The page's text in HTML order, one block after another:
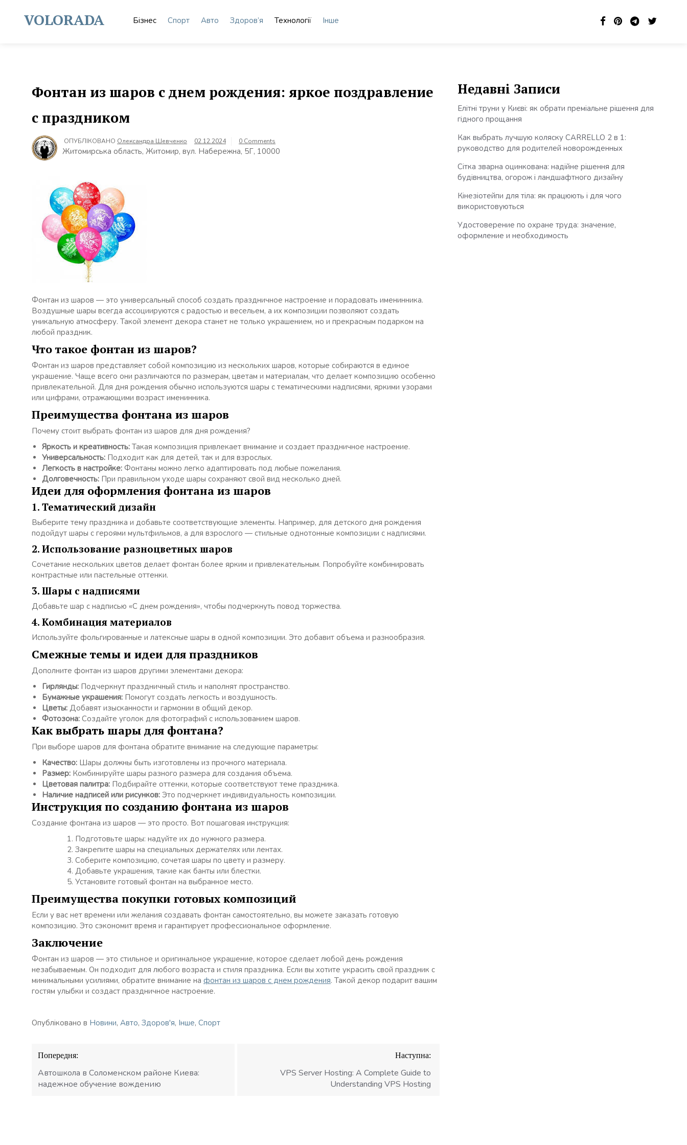
VOLORADA Бізнес Спорт Авто Здоров’я Технології Інше
Фонтан из шаров с днем рождения: яркое поздравление
с праздником
ОПУБЛІКОВАНО Олександра Шевченко 02.12.2024 0 Comments
Житомирська область, Житомир, вул. Набережна, 5Г, 10000
Фонтан из шаров — это универсальный способ создать праздничное настроение и порадовать именинника.
Воздушные шары всегда ассоциируются с радостью и весельем, а их композиции позволяют создать
уникальную атмосферу. Такой элемент декора станет не только украшением, но и прекрасным подарком на
любой праздник.
Что такое фонтан из шаров?
Фонтан из шаров представляет собой композицию из нескольких шаров, которые собираются в единое
украшение. Чаще всего они различаются по размерам, цветам и материалам, что делает композицию особенно
привлекательной. Для дня рождения обычно используются шары с тематическими надписями, яркими узорами
или цифрами, отражающими возраст именинника.
Преимущества фонтана из шаров
Почему стоит выбрать фонтан из шаров для дня рождения?
Яркость и креативность: Такая композиция привлекает внимание и создает праздничное настроение.
Универсальность: Подходит как для детей, так и для взрослых.
Легкость в настройке: Фонтаны можно легко адаптировать под любые пожелания.
Долговечность: При правильном уходе шары сохраняют свой вид несколько дней.
Идеи для оформления фонтана из шаров
1. Тематический дизайн
Выберите тему праздника и добавьте соответствующие элементы. Например, для детского дня рождения
подойдут шары с героями мультфильмов, а для взрослого — стильные однотонные композиции с надписями.
2. Использование разноцветных шаров
Сочетание нескольких цветов делает фонтан более ярким и привлекательным. Попробуйте комбинировать
контрастные или пастельные оттенки.
3. Шары с надписями
Добавьте шар с надписью «С днем рождения», чтобы подчеркнуть повод торжества.
4. Комбинация материалов
Используйте фольгированные и латексные шары в одной композиции. Это добавит объема и разнообразия.
Смежные темы и идеи для праздников
Дополните фонтан из шаров другими элементами декора:
Гирлянды: Подчеркнут праздничный стиль и наполнят пространство.
Бумажные украшения: Помогут создать легкость и воздушность.
Цветы: Добавят изысканности и гармонии в общий декор.
Фотозона: Создайте уголок для фотографий с использованием шаров.
Как выбрать шары для фонтана?
При выборе шаров для фонтана обратите внимание на следующие параметры:
Качество: Шары должны быть изготовлены из прочного материала.
Размер: Комбинируйте шары разного размера для создания объема.
Цветовая палитра: Подбирайте оттенки, которые соответствуют теме праздника.
Наличие надписей или рисунков: Это подчеркнет индивидуальность композиции.
Инструкция по созданию фонтана из шаров
Создание фонтана из шаров — это просто. Вот пошаговая инструкция:
Подготовьте шары: надуйте их до нужного размера.
Закрепите шары на специальных держателях или лентах.
Соберите композицию, сочетая шары по цвету и размеру.
Добавьте украшения, такие как банты или блестки.
Установите готовый фонтан на выбранное место.
Преимущества покупки готовых композиций
Если у вас нет времени или желания создавать фонтан самостоятельно, вы можете заказать готовую
композицию. Это сэкономит время и гарантирует профессиональное оформление.
Заключение
Фонтан из шаров — это стильное и оригинальное украшение, которое сделает любой день рождения
незабываемым. Он подходит для любого возраста и стиля праздника. Если вы хотите украсить свой праздник с
минимальными усилиями, обратите внимание на фонтан из шаров с днем рождения. Такой декор подарит вашим
гостям улыбки и создаст праздничное настроение.
Опубліковано в Новини, Авто, Здоров'я, Інше, Спорт
Навігація
записів
Попередня:
Автошкола в Соломенском районе Киева:
надежное обучение вождению
Наступна:
VPS Server Hosting: A Complete Guide to
Understanding VPS Hosting
Недавні Записи
Елітні труни у Києві: як обрати преміальне рішення для
гідного прощання
Как выбрать лучшую коляску CARRELLO 2 в 1:
руководство для родителей новорожденных
Сітка зварна оцинкована: надійне рішення для
будівництва, огорож і ландшафтного дизайну
Кінезіотейпи для тіла: як працюють і для чого
використовуються
Удостоверение по охране труда: значение,
оформление и необходимость